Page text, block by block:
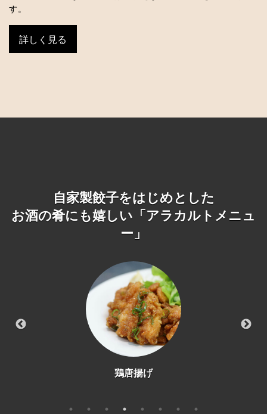
す。
詳しく見る
自家製餃子をはじめとした
お酒の肴にも嬉しい「アラカルトメニュ
ー」
鶏唐揚げ